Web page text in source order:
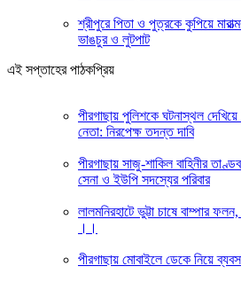
শ্রীপুরে পিতা ও পুত্রকে কুপিয়ে
ভাঙচুর ও লুটপাট
এই সপ্তাহের পাঠকপ্রিয়
পীরগাছায় পুলিশকে ঘটনাস্থল
নেতা: নিরপেক্ষ তদন্ত দাবি
পীরগাছায় সাজু-শাকিল বাহিনীর
সেনা ও ইউপি সদস্যের পরিবার
লালমনিরহাটে ভুট্টা চাষে বাম্পার
।।
পীরগাছায় মোবাইলে ডেকে নিয়ে